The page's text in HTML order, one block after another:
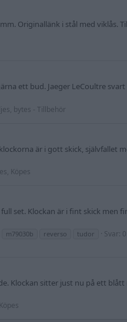
Originallänk i stål med viklås.
ett bud. Jaeger LeCoultre
bytes - Tillbehör
är i gott skick, självfallet
Köpes
set. Klockan är i fint skick men
m79030b reverso tudor Svar: 0
Klockan sitter just nu på ett